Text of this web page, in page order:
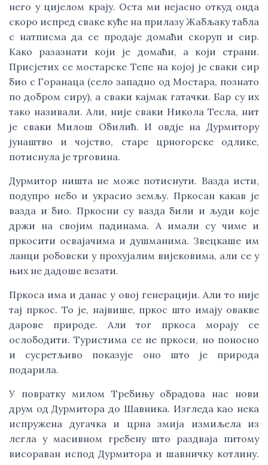
него у цијелом крају. Оста ми нејасно откуд онда
скоро испред сваке куће на прилазу Жабљаку табла
с натписма да се продаје домаћи скоруп и сир.
Како разазнати који је домаћи, а који страни.
Присјетих се мостарске Тепе на којој је сваки сир
био с Горанаца (село западно од Мостара, познато
по добром сиру), а сваки кајмак гатачки. Бар су их
тако називали. Али, није сваки Никола Тесла, нит
је сваки Милош Обилић. И овдје на Дурмитору
јунаштво и чојство, старе црногорске одлике,
потиснула је трговина.
Дурмитор ништа не може потиснути. Вазда исти,
подупро небо и украсио земљу. Пркосан какав је
вазда и био. Пркосни су вазда били и људи које
држи на својим падинама. А имали су чиме и
пркосити освајачима и душманима. Звецкаше им
ланци робовски у прохујалим вијековима, али се у
њих не дадоше везати.
Пркоса има и данас у овој генерацији. Али то није
тај пркос. То је, највише, пркос што имају овакве
дарове природе. Али тог пркоса морају се
ослободити. Туристима се не пркоси, но поносно
и сусретљиво показује оно што је природа
подарила.
У повратку милом Требињу обрадова нас нови
друм од Дурмитора до Шавника. Изгледа као нека
испружена дугачка и црна змија измиљела из
легла у масивном гребену што раздваја питому
висораван испод Дурмитора и шавничку котлину.